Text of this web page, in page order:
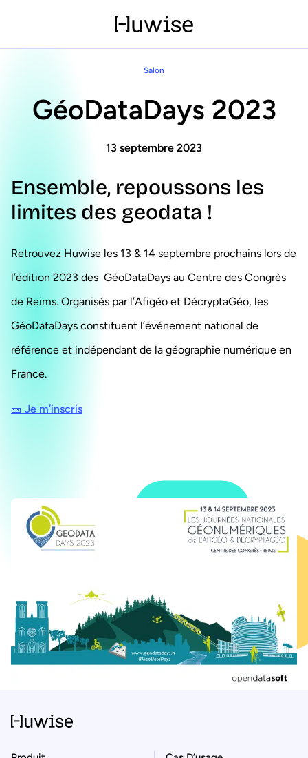
Salon
GéoDataDays 2023
13 septembre 2023
Ensemble, repoussons les
limites des geodata !
Retrouvez Huwise les 13 & 14 septembre prochains lors de
l’édition 2023 des GéoDataDays au Centre des Congrès
de Reims. Organisés par l’Afigéo et DécryptaGéo, les
GéoDataDays constituent l’événement national de
référence et indépendant de la géographie numérique en
France.
🎫 Je m’inscris